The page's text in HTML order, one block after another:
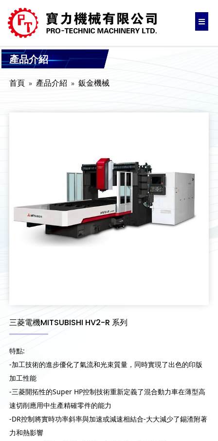
產品介紹
首頁 產品介紹 鈑金機械
三菱電機MITSUBISHI HV2-R 系列
特點:
-加工技術的進步優化了氣流和光束質量，同時實現了出色的印版
加工性能
-三菱開拓性的Super HP控制技術重新定義了混合動力車在薄型高
速切削應用中生產精確零件的能力
-DR控制將實時功率斜率與加速或減速相結合-大大減少了錫渣附著
力和熱影響